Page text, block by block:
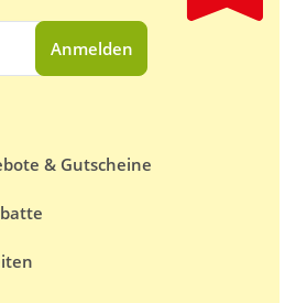
Anmelden
& Gutscheine